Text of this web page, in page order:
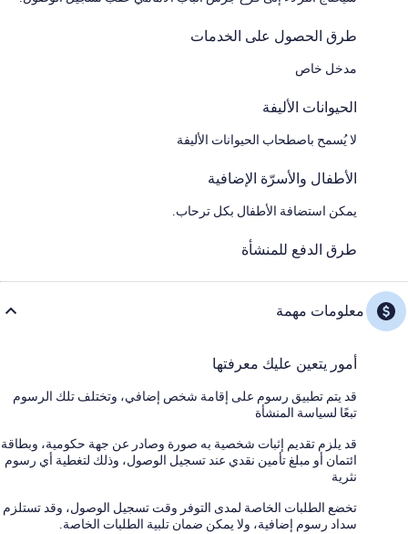
طرق الحصول على الخدمات
مدخل خاص
الحيوانات الأليفة
لا يُسمح باصطحاب الحيوانات الأليفة
الأطفال والأسرّة الإضافية
يمكن استضافة الأطفال بكل ترحاب.
طرق الدفع للمنشأة
معلومات مهمة
أمور يتعين عليك معرفتها
قد يتم تطبيق رسوم على إقامة شخص إضافي، وتختلف تلك الرسوم
تبعًا لسياسة المنشأة
قد يلزم تقديم إثبات شخصية به صورة وصادر عن جهة حكومية، وبطاقة
ائتمان أو مبلغ تأمين نقدي عند تسجيل الوصول، وذلك لتغطية أي رسوم
نثرية
تخضع الطلبات الخاصة لمدى التوفر وقت تسجيل الوصول، وقد تستلزم
سداد رسوم إضافية، ولا يمكن ضمان تلبية الطلبات الخاصة.